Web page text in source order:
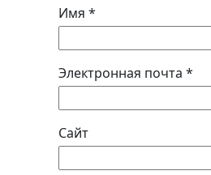
Имя *
Электронная почта *
Сайт